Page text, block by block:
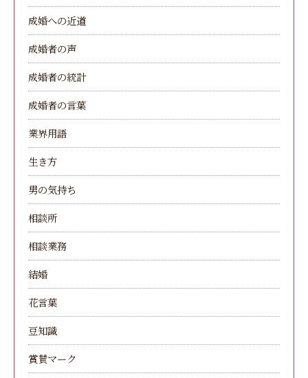
成婚への近道
成婚者の声
成婚者の統計
成婚者の言葉
業界用語
生き方
男の気持ち
相談所
相談業務
結婚
花言葉
豆知識
賞賛マーク